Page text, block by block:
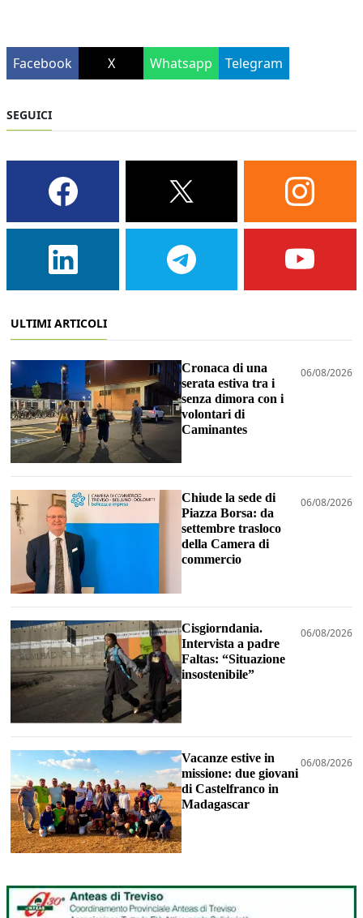
Facebook X Whatsapp Telegram
SEGUICI
ULTIMI ARTICOLI
Cronaca di una
serata estiva tra i
senza dimora con i
volontari di
Caminantes
06/08/2026
Chiude la sede di
Piazza Borsa: da
settembre trasloco
della Camera di
commercio
06/08/2026
Cisgiorndania.
Intervista a padre
Faltas: “Situazione
insostenibile”
06/08/2026
Vacanze estive in
missione: due giovani
di Castelfranco in
Madagascar
06/08/2026